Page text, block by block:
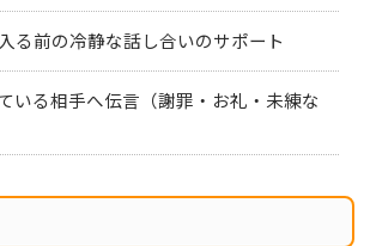
る前の冷静な話し合いのサポート
いる相手へ伝言（謝罪・お礼・未練な